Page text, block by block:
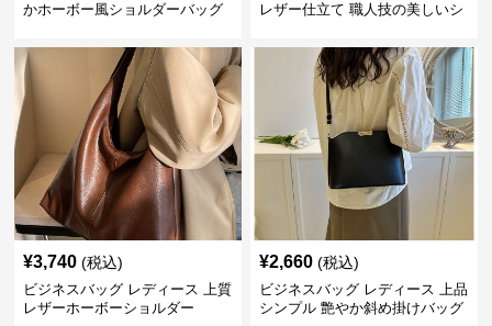
かホーボー風ショルダーバッグ
レザー仕立て 職人技の美しいシ
¥3,740 (税込)
ビジネスバッグ レディース 上質
レザーホーボーショルダー
¥2,660 (税込)
ビジネスバッグ レディース 上品
シンプル 艶やか斜め掛けバッグ